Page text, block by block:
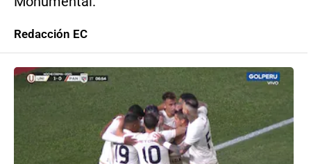
Redacción EC